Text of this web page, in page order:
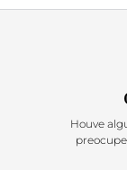
formato
metálica, grande
Houve